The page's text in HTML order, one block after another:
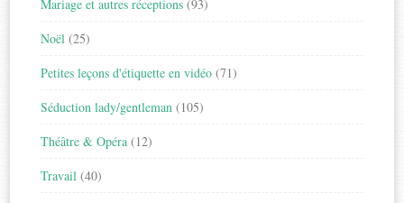
Mariage et autres réceptions (93)
Noël (25)
Petites leçons d'étiquette en vidéo (71)
Séduction lady/gentleman (105)
Théâtre & Opéra (12)
Travail (40)